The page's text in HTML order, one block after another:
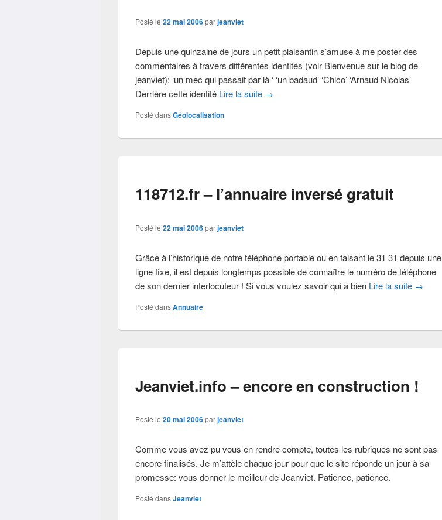
Posté le22 mai 2006parjeanviet
Depuis une quinzaine de jours un petit plaisantin s’amuse à me poster des
commentaires à travers différentes identités (voir Bienvenue sur le blog de
jeanviet): ‘un mec qui passait par là ‘ ‘un badaud’ ‘Chico’ ‘Arnaud Nicolas’
Derrière cette identité Lire la suite →
Posté dansGéolocalisation
118712.fr – l’annuaire inversé gratuit
Posté le22 mai 2006parjeanviet
Grâce à l’historique de notre téléphone portable ou en faisant le 31 31 depuis une
ligne fixe, il est depuis longtemps possible de connaître le numéro de téléphone
de son dernier interlocuteur ! Si vous voulez savoir qui a bien Lire la suite →
Posté dansAnnuaire
Jeanviet.info – encore en construction !
Posté le20 mai 2006parjeanviet
Comme vous avez pu vous en rendre compte, toutes les rubriques ne sont pas
encore finalisés. Je m’attèle chaque jour pour que le site réponde un jour à sa
promesse: vous donner le meilleur de Jeanviet. Patience, patience.
Posté dansJeanviet